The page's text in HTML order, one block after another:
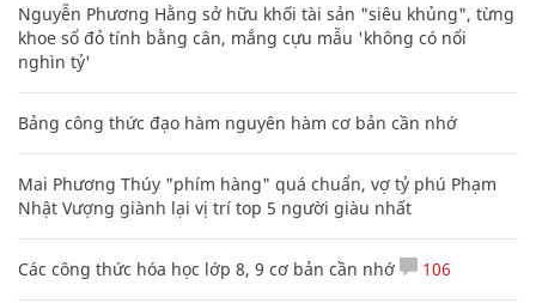
Nguyễn Phương Hằng sở hữu khối tài sản "siêu khủng", từng
khoe sổ đỏ tính bằng cân, mắng cựu mẫu 'không có nổi
nghìn tỷ'
Bảng công thức đạo hàm nguyên hàm cơ bản cần nhớ
Mai Phương Thúy "phím hàng" quá chuẩn, vợ tỷ phú Phạm
Nhật Vượng giành lại vị trí top 5 người giàu nhất
Các công thức hóa học lớp 8, 9 cơ bản cần nhớ 106